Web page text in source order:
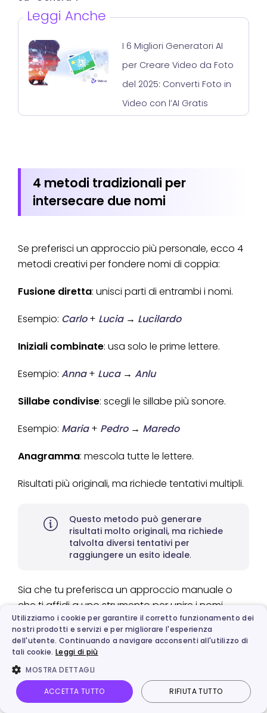
Leggi Anche
I 6 Migliori Generatori AI
per Creare Video da Foto
del 2025: Converti Foto in
Video con l’AI Gratis
4 metodi tradizionali per
intersecare due nomi
Se preferisci un approccio più personale, ecco 4
metodi creativi per fondere nomi di coppia:
Fusione diretta: unisci parti di entrambi i nomi.
Esempio: Carlo+ Lucia → Lucilardo
Iniziali combinate: usa solo le prime lettere.
Esempio: Anna+ Luca → Anlu
Sillabe condivise: scegli le sillabe più sonore.
Esempio: Maria+ Pedro → Maredo
Anagramma: mescola tutte le lettere.
Risultati più originali, ma richiede tentativi multipli.
Questo metodo può generare
risultati molto originali, ma richiede
talvolta diversi tentativi per
raggiungere un esito ideale.
Sia che tu preferisca un approccio manuale o
che ti affidi a uno strumento per unire i nomi,
questo procedimento ti permette di creare un
nome originale che rappresenta il profondo
legame tra te e il tuo partner. Che tu stia
cercando nomi coordinati per i tuoi figli o
semplicemente desideri divertirti con un
generatore di nomi, questi metodi offrono un
Utilizziamo i cookie per garantire il corretto funzionamento dei
nostri prodotti e servizi e per migliorare l'esperienza
dell'utente. Continuando a navigare acconsenti all'utilizzo di
tali cookie. Leggi di più
MOSTRA DETTAGLI
ACCETTA TUTTO RIFIUTA TUTTO